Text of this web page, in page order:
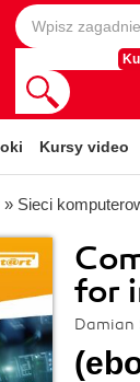
Kursy video
» Sieci
for
Damian